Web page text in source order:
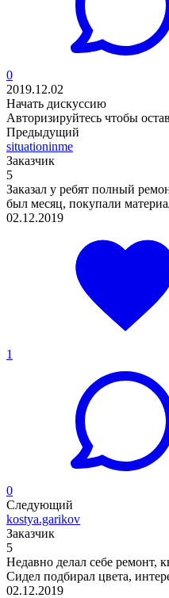
0
2019.12.02
Начать дискуссию
Авторизируйтесь чтобы
Предыдущий
situationinme
Заказчик
5
Заказал у ребят полный
был месяц, покупали
02.12.2019
1
0
Следующий
kostya.garikov
Заказчик
5
Недавно делал себе ремонт,
Сидел подбирал цвета,
02.12.2019